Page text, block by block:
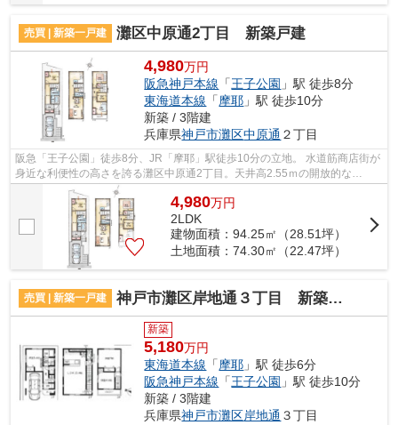
売買 | 新築一戸建 灘区中原通2丁目 新築戸建
4,980万円
阪急神戸本線 「王子公園 」駅 徒歩8分
東海道本線 「摩耶 」駅 徒歩10分
新築 / 3階建
兵庫県神戸市灘区中原通 ２丁目
阪急「王子公園」徒歩8分、JR「摩耶」駅徒歩10分の立地。 水道筋商店街が
身近な利便性の高さを誇る灘区中原通2丁目。天井高2.55ｍの開放的な
2SLDK×車庫1台完備。
4,980万円
2LDK
建物面積：94.25㎡（28.51坪）
土地面積：74.30㎡（22.47坪）
売買 | 新築一戸建 神戸市灘区岸地通３丁目 新築戸建て
新築
5,180万円
東海道本線 「摩耶 」駅 徒歩6分
阪急神戸本線 「王子公園 」駅 徒歩10分
新築 / 3階建
兵庫県神戸市灘区岸地通 ３丁目